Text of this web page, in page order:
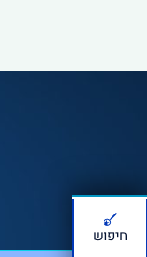
חיפוש